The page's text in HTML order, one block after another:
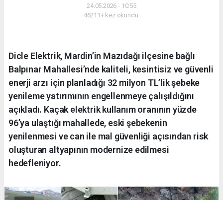
24.05.2026 - 10:55
46211+ kez okundu.
Dicle Elektrik, Mardin’in Mazıdağı ilçesine bağlı
Balpınar Mahallesi’nde kaliteli, kesintisiz ve güvenli
enerji arzı için planladığı 32 milyon TL’lik şebeke
yenileme yatırımının engellenmeye çalışıldığını
açıkladı. Kaçak elektrik kullanım oranının yüzde
96’ya ulaştığı mahallede, eski şebekenin
yenilenmesi ve can ile mal güvenliği açısından risk
oluşturan altyapının modernize edilmesi
hedefleniyor.